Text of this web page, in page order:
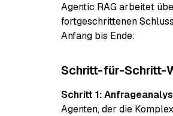
Agentic RAG arbeitet
fortgeschrittenen
Anfang bis Ende:
Schritt-für-Schritt-
Schritt 1:
Agenten, der die